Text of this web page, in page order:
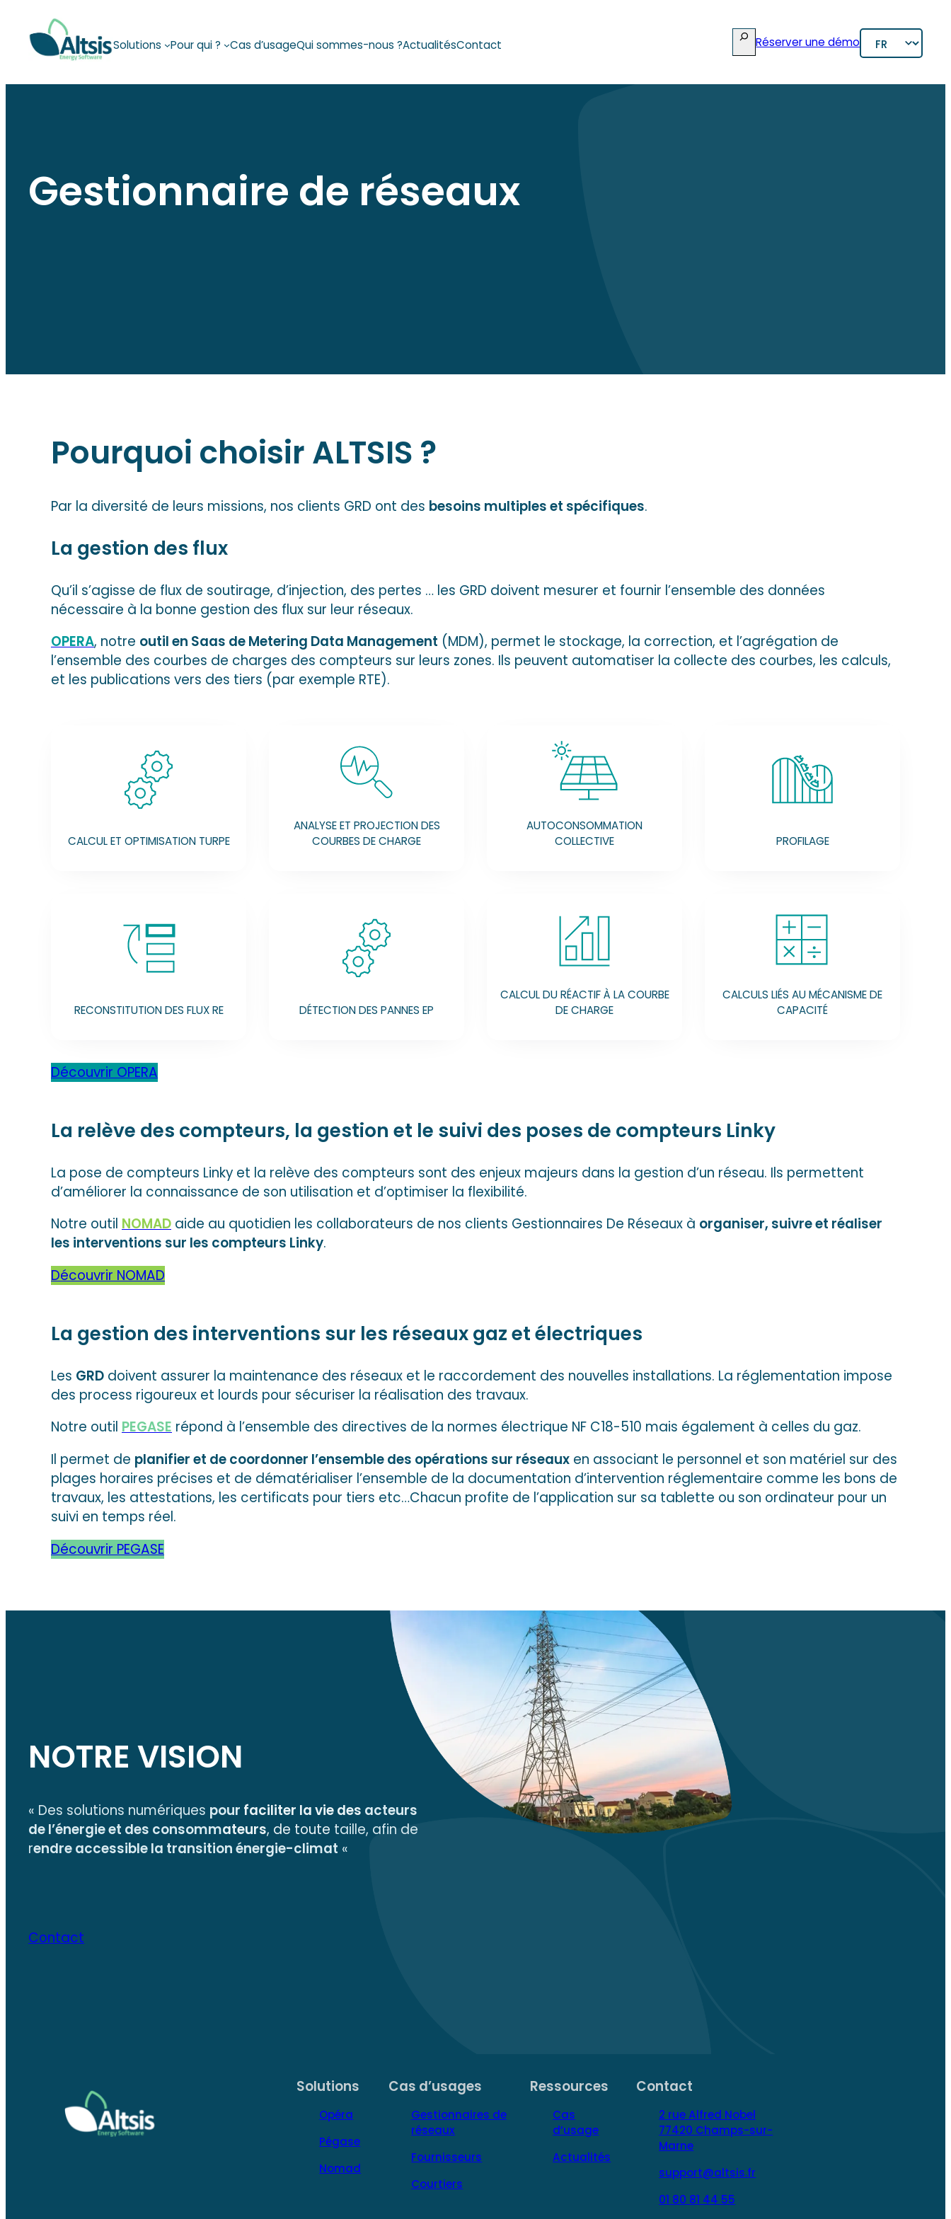
contenu
Solutions Pour qui ? Cas d’usageQui sommes-nous ?ActualitésContact Réserver une démoChoisir
une
Gestionnaire de réseaux
Pourquoi choisir ALTSIS ?
Par la diversité de leurs missions, nos clients GRD ont des besoins multiples et spécifiques.
La gestion des flux
Qu’il s’agisse de flux de soutirage, d’injection, des pertes … les GRD doivent mesurer et fournir l’ensemble des données
nécessaire à la bonne gestion des flux sur leur réseaux.
OPERA, notre outil en Saas de Metering Data Management (MDM), permet le stockage, la correction, et l’agrégation de
l’ensemble des courbes de charges des compteurs sur leurs zones. Ils peuvent automatiser la collecte des courbes, les calculs,
et les publications vers des tiers (par exemple RTE).
CALCUL ET OPTIMISATION TURPE
ANALYSE ET PROJECTION DES
COURBES DE CHARGE
AUTOCONSOMMATION
COLLECTIVE
PROFILAGE
RECONSTITUTION DES FLUX RE DÉTECTION DES PANNES EP
CALCUL DU RÉACTIF À LA COURBE
DE CHARGE
CALCULS LIÉS AU MÉCANISME DE
CAPACITÉ
Découvrir OPERA
La relève des compteurs, la gestion et le suivi des poses de compteurs Linky
La pose de compteurs Linky et la relève des compteurs sont des enjeux majeurs dans la gestion d’un réseau. Ils permettent
d’améliorer la connaissance de son utilisation et d’optimiser la flexibilité.
Notre outil NOMAD aide au quotidien les collaborateurs de nos clients Gestionnaires De Réseaux à organiser, suivre et réaliser
les interventions sur les compteurs Linky.
Découvrir NOMAD
La gestion des interventions sur les réseaux gaz et électriques
Les GRD doivent assurer la maintenance des réseaux et le raccordement des nouvelles installations. La réglementation impose
des process rigoureux et lourds pour sécuriser la réalisation des travaux.
Notre outil PEGASE répond à l’ensemble des directives de la normes électrique NF C18-510 mais également à celles du gaz.
Il permet de planifier et de coordonner l’ensemble des opérations sur réseaux en associant le personnel et son matériel sur des
plages horaires précises et de dématérialiser l’ensemble de la documentation d’intervention réglementaire comme les bons de
travaux, les attestations, les certificats pour tiers etc…Chacun profite de l’application sur sa tablette ou son ordinateur pour un
suivi en temps réel.
Découvrir PEGASE
NOTRE VISION
« Des solutions numériques pour faciliter la vie des acteurs
de l’énergie et des consommateurs, de toute taille, afin de
rendre accessible la transition énergie-climat «
Contact
Solutions
Opéra
Pégase
Nomad
Cas d’usages
Gestionnaires de
réseaux
Fournisseurs
Courtiers
Ressources
Cas
d’usage
Actualités
Contact
2 rue Alfred Nobel
77420 Champs-sur-
Marne
support@altsis.fr
01 80 81 44 55